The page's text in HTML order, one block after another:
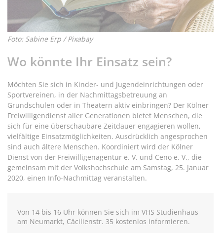
Foto: Sabine Erp / Pixabay
Wo könnte Ihr Einsatz sein?
Möchten Sie sich in Kinder- und Jugendeinrichtungen oder
Sportvereinen, in der Nachmittagsbetreuung an
Grundschulen oder in Theatern aktiv einbringen? Der Kölner
Freiwilligendienst aller Generationen bietet Menschen, die
sich für eine überschaubare Zeitdauer engagieren wollen,
vielfältige Einsatzmöglichkeiten. Ausdrücklich angesprochen
sind auch ältere Menschen. Koordiniert wird der Kölner
Dienst von der Freiwilligenagentur e. V. und Ceno e. V., die
gemeinsam mit der Volkshochschule am Samstag, 25. Januar
2020, einen Info-Nachmittag veranstalten.
Von 14 bis 16 Uhr können Sie sich im VHS Studienhaus
am Neumarkt, Cäcilienstr. 35 kostenlos informieren.